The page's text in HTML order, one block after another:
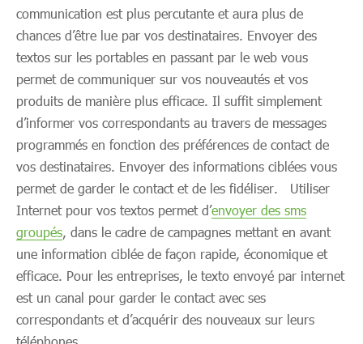
communication est plus percutante et aura plus de
chances d’être lue par vos destinataires. Envoyer des
textos sur les portables en passant par le web vous
permet de communiquer sur vos nouveautés et vos
produits de manière plus efficace. Il suffit simplement
d’informer vos correspondants au travers de messages
programmés en fonction des préférences de contact de
vos destinataires. Envoyer des informations ciblées vous
permet de garder le contact et de les fidéliser. Utiliser
Internet pour vos textos permet d’envoyer des sms
groupés, dans le cadre de campagnes mettant en avant
une information ciblée de façon rapide, économique et
efficace. Pour les entreprises, le texto envoyé par internet
est un canal pour garder le contact avec ses
correspondants et d’acquérir des nouveaux sur leurs